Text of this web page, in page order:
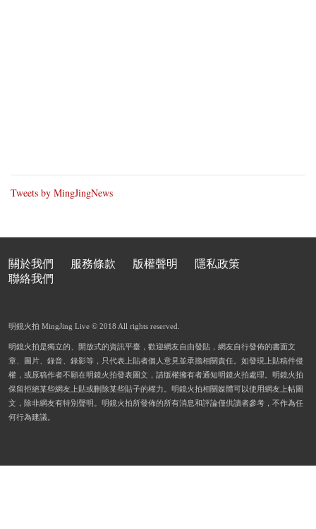
Tweets by MingJingNews
關於我們 服務條款 版權聲明
隱私政策
聯絡我們
明鏡火拍 MingJing Live © 2018 All rights reserved.
明鏡火拍是獨立的、開放式的資訊平臺，歡迎網友自由發貼，網友自行發佈的書面文
章、圖片、錄音、錄影等，只代表上貼者個人意見並承擔相關責任。如發現上貼稿件侵
權，或原稿作者不願在明鏡火拍發表圖文，請版權擁有者通知明鏡火拍處理。明鏡火拍
保留拒絕某些網友上貼或刪除某些貼子的權力。明鏡火拍相關媒體可以使用網友上帖圖
文，除非網友有特別聲明。明鏡火拍所發佈的所有消息和評論僅供讀者參考，不作為任
何行為建議。